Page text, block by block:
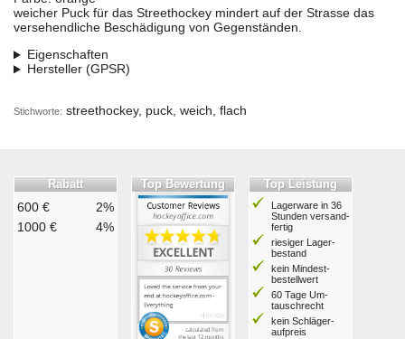
weicher Puck für das Streethockey mindert auf der Strasse das
versehendliche Beschädigung von Gegenständen.
Eigenschaften
Hersteller (GPSR)
Stichworte: streethockey, puck, weich, flach
Rabatt
600 €
2%
1000 €
4%
Top Bewertung Top Leistung
Lagerware in 36
Stunden ver­sand­
fertig
riesiger Lager­
bestand
kein Mindest­
bestell­wert
60 Tage Um­
tausch­recht
kein Schläger­
aufpreis